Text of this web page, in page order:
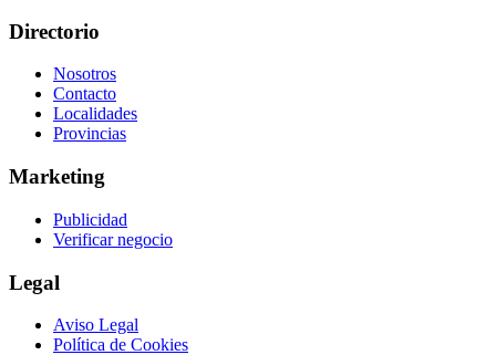
Directorio
Nosotros
Contacto
Localidades
Provincias
Marketing
Publicidad
Verificar negocio
Legal
Aviso Legal
Política de Cookies